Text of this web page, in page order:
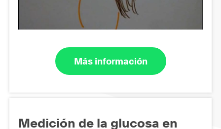
Más información
Medición de la glucosa en